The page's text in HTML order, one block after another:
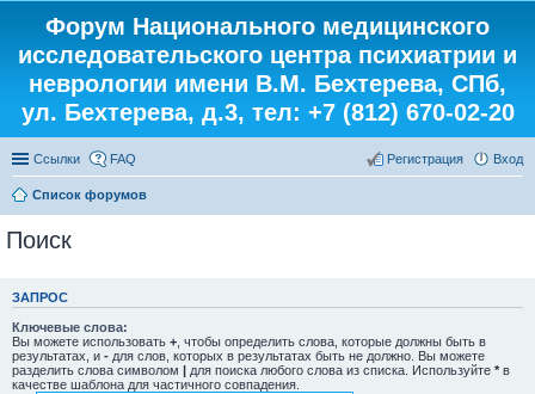
Форум Национального медицинского
исследовательского центра психиатрии и
неврологии имени В.М. Бехтерева, СПб,
ул. Бехтерева, д.3, тел: +7 (812) 670-02-20
Ссылки FAQ Вход
Регистрация
Список форумов
Поиск
ЗАПРОС
Ключевые слова:
Вы можете использовать + , чтобы определить слова, которые должны быть в
результатах, и - для слов, которых в результатах быть не должно. Вы можете
разделить слова символом | для поиска любого слова из списка. Используйте * в
качестве шаблона для частичного совпадения.